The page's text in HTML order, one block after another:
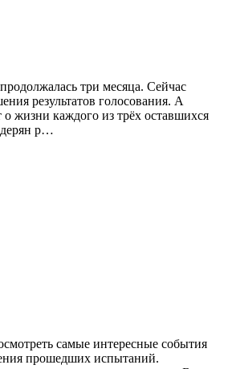
три месяца. Сейчас
результатов голосования. А
жизни каждого из трёх оставшихся
р…
самые интересные события
прошедших испытаний.